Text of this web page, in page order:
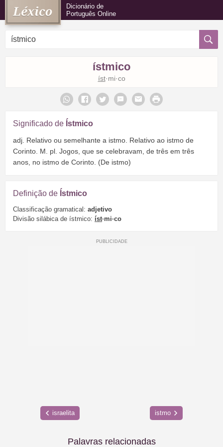
Dicionário de
Português Online
ístmico
íst·mi·co
Significado de Ístmico
adj. Relativo ou semelhante a istmo. Relativo ao istmo de
Corinto. M. pl. Jogos, que se celebravam, de três em três
anos, no istmo de Corinto. (De istmo)
Definição de Ístmico
Classificação gramatical: adjetivo
Divisão silábica de ístmico: íst·mi·co
israelita istmo
Palavras relacionadas